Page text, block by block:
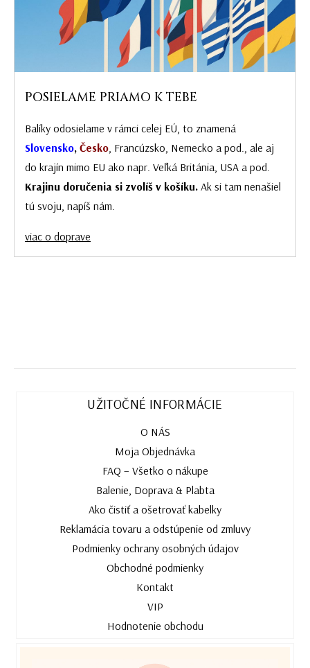
POSIELAME PRIAMO K TEBE
Balíky odosielame v rámci celej EÚ, to znamená
Slovensko, Česko , Francúzsko, Nemecko a pod., ale aj
do krajín mimo EU ako napr. Veľká Británia, USA a pod.
Krajinu doručenia si zvolíš v košíku. Ak si tam nenašiel
tú svoju, napíš nám.
viac o doprave
UŽITOČNÉ INFORMÁCIE
O NÁS
Moja Objednávka
FAQ – Všetko o nákupe
Balenie, Doprava & Plabta
Ako čistiť a ošetrovať kabelky
Reklamácia tovaru a odstúpenie od zmluvy
Podmienky ochrany osobných údajov
Obchodné podmienky
Kontakt
VIP
Hodnotenie obchodu